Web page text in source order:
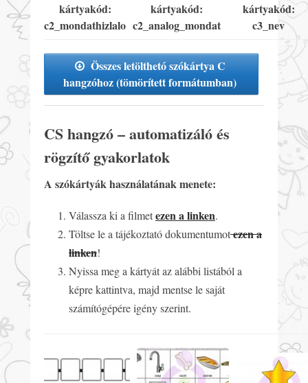
kártyakód:
c2_mondathizlalo
kártyakód:
c2_analog_mondat
kártyakód:
c3_nev
Összes letölthetó szókártya C
hangzóhoz (tömörített formátumban)
CS hangzó – automatizáló és
rögzítő gyakorlatok
A szókártyák használatának menete:
Válassza ki a filmetezen a linken.
Töltse le a tájékoztató dokumentumotezen a
linken!
Nyissa meg a kártyát az alábbi listából a
képre kattintva, majd mentse le saját
számítógépére igény szerint.